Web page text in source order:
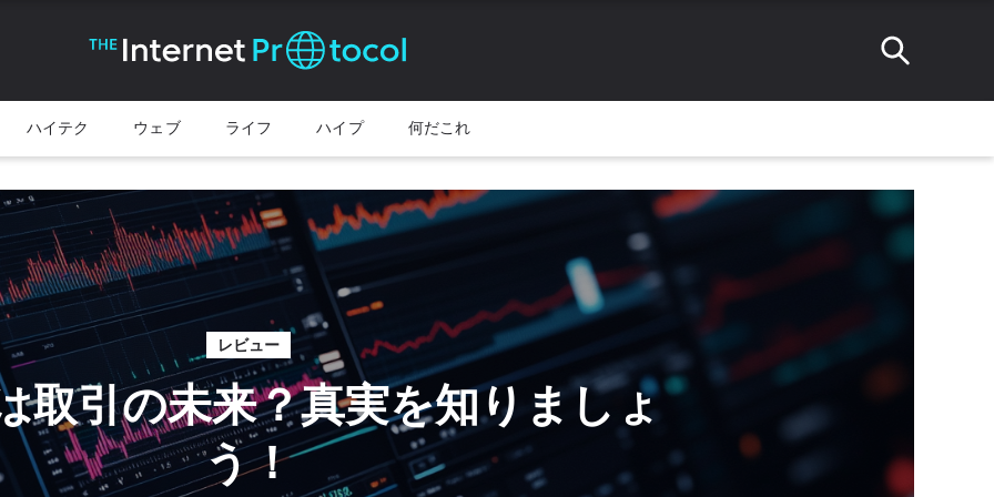
ハイテク ウェブ ライフ ハイプ 何だこれ
レビュー
取引の未来？真実を知りましょ
う！